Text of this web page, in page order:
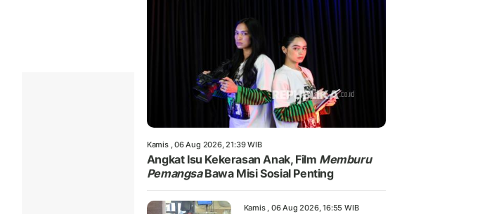
Kamis , 06 Aug 2026, 21:39 WIB
Angkat Isu Kekerasan Anak, Film Memburu
PemangsaBawa Misi Sosial Penting
Kamis , 06 Aug 2026, 16:55 WIB